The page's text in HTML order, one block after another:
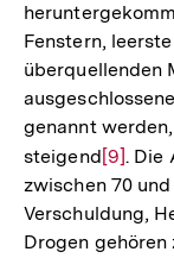
Fenstern,
überquellenden
genannt
steigend Zur
der
Fußnote
[9]. Die
zwischen 70
Verschuldung,
Drogen gehören